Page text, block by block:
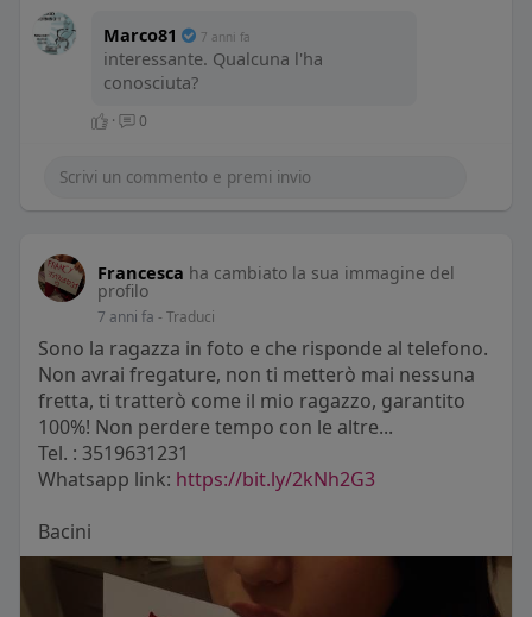
Marco81 7 anni fa
interessante. Qualcuna l'ha
conosciuta?
· 0
Francesca ha cambiato la sua immagine del
profilo
7 anni fa - Traduci
Sono la ragazza in foto e che risponde al telefono.
Non avrai fregature, non ti metterò mai nessuna
fretta, ti tratterò come il mio ragazzo, garantito
100%! Non perdere tempo con le altre...
Tel. : 3519631231
Whatsapp link: https://bit.ly/2kNh2G3
Bacini